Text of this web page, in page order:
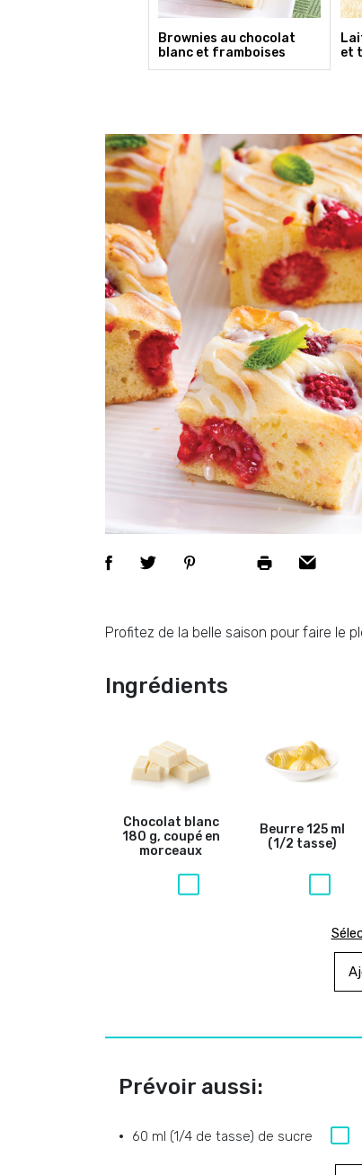
Brownies au chocolat
blanc et framboises
et
Profitez de la belle saison pour faire le
Ingrédients
Chocolat blanc
180 g, coupé en
morceaux
Beurre125 ml
(1/2 tasse)
Prévoir aussi:
60 ml (1/4 de tasse) de sucre